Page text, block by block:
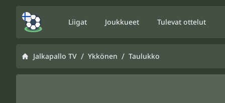
Liigat Joukkueet Tulevat ottelut
Jalkapallo TV / Ykkönen / Taulukko